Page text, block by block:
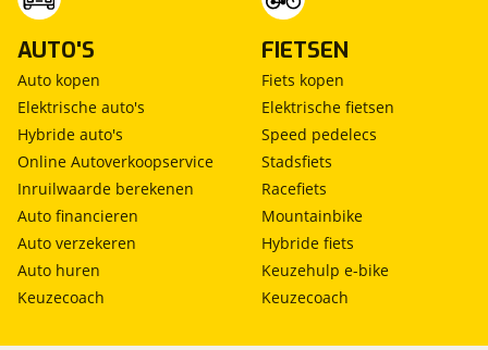
AUTO'S
Auto kopen
Elektrische auto's
Hybride auto's
Online Autoverkoopservice
Inruilwaarde berekenen
Auto financieren
Auto verzekeren
Auto huren
Keuzecoach
FIETSEN
Fiets kopen
Elektrische fietsen
Speed pedelecs
Stadsfiets
Racefiets
Mountainbike
Hybride fiets
Keuzehulp e-bike
Keuzecoach